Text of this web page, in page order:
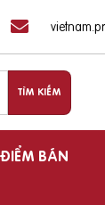
ĐIỂM BÁN